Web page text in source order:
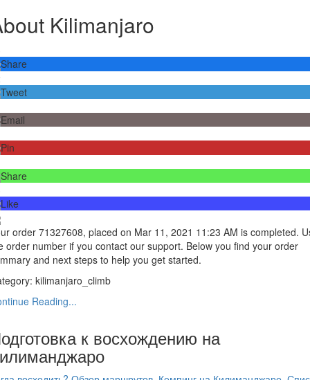
Kilimanjaro
Share
Tweet
Email
Pin
Share
Like
order 71327608, placed on Mar 11, 2021 11:23 AM is completed.
order number if you contact our support. Below you find your order
and next steps to help you get started.
kilimanjaro_climb
Reading...
к восхождению на